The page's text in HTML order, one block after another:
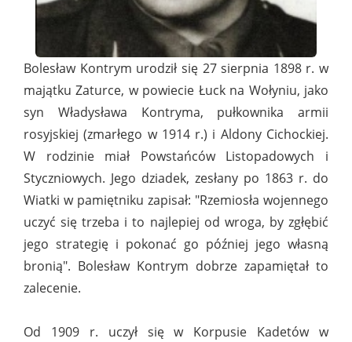
Bolesław Kontrym urodził się 27 sierpnia 1898 r. w
majątku Zaturce, w powiecie Łuck na Wołyniu, jako
syn Władysława Kontryma, pułkownika armii
rosyjskiej (zmarłego w 1914 r.) i Aldony Cichockiej.
W rodzinie miał Powstańców Listopadowych i
Styczniowych. Jego dziadek, zesłany po 1863 r. do
Wiatki w pamiętniku zapisał: "Rzemiosła wojennego
uczyć się trzeba i to najlepiej od wroga, by zgłębić
jego strategię i pokonać go później jego własną
bronią". Bolesław Kontrym dobrze zapamiętał to
zalecenie.
Od 1909 r. uczył się w Korpusie Kadetów w